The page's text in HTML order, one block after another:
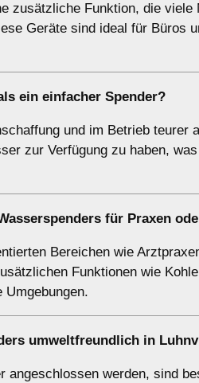
zusätzliche Funktion, die
Geräte sind ideal für Büros
ein einfacher Spender?
und im Betrieb teurer
zur Verfügung zu haben,
für Praxen
Bereichen wie
Funktionen wie
umweltfreundlich in
angeschlossen werden, sind